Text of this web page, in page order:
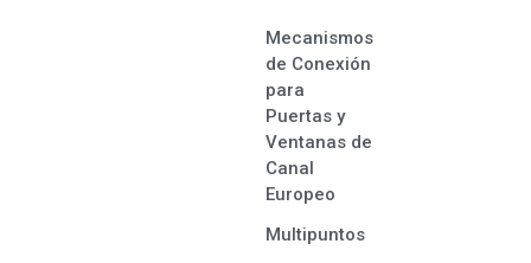
Mecanismos
de Conexión
para
Puertas y
Ventanas de
Canal
Europeo
Multipuntos